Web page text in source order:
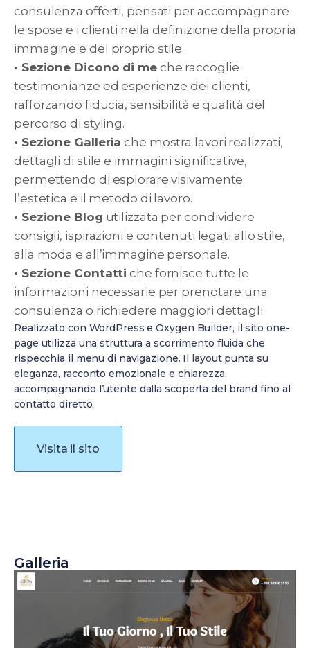
consulenza offerti, pensati per accompagnare
le spose e i clienti nella definizione della propria
immagine e del proprio stile.
• Sezione Dicono di meche raccoglie
testimonianze ed esperienze dei clienti,
rafforzando fiducia, sensibilità e qualità del
percorso di styling.
• Sezione Galleria che mostra lavori realizzati,
dettagli di stile e immagini significative,
permettendo di esplorare visivamente
l’estetica e il metodo di lavoro.
• Sezione Blog utilizzata per condividere
consigli, ispirazioni e contenuti legati allo stile,
alla moda e all’immagine personale.
• Sezione Contatti che fornisce tutte le
informazioni necessarie per prenotare una
consulenza o richiedere maggiori dettagli.
Realizzato con WordPress e Oxygen Builder, il sito one-
page utilizza una struttura a scorrimento fluida che
rispecchia il menu di navigazione. Il layout punta su
eleganza, racconto emozionale e chiarezza,
accompagnando l’utente dalla scoperta del brand fino al
contatto diretto.
Visita il sito
Galleria